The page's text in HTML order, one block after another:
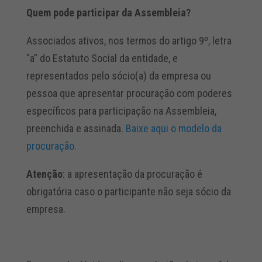
Quem pode participar da Assembleia?
Associados ativos, nos termos do artigo 9º, letra
“a” do Estatuto Social da entidade, e
representados pelo sócio(a) da empresa ou
pessoa que apresentar procuração com poderes
específicos para participação na Assembleia,
preenchida e assinada. Baixe aqui o modelo da
procuração.
Atenção: a apresentação da procuração é
obrigatória caso o participante não seja sócio da
empresa.